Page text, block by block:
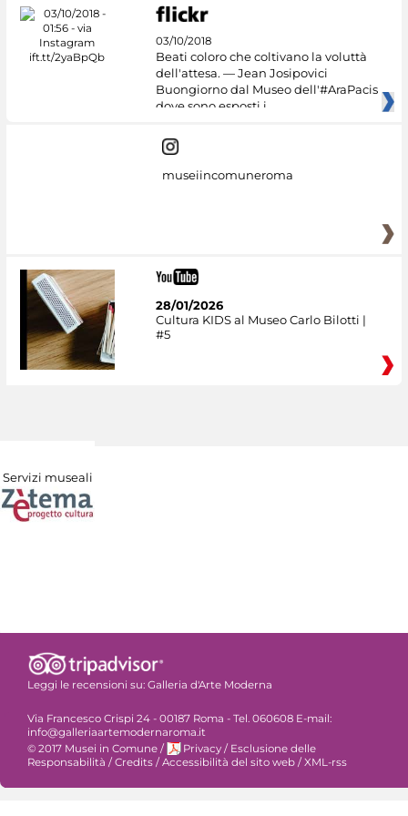
03/10/2018
Beati coloro che coltivano la voluttà
dell'attesa. — Jean Josipovici
Buongiorno dal Museo dell'#AraPacis
dove sono esposti i
museiincomuneroma
28/01/2026
Cultura KIDS al Museo Carlo Bilotti |
#5
Servizi museali
Leggi le recensioni su: Galleria d'Arte Moderna
Via Francesco Crispi 24 - 00187 Roma - Tel. 060608 E-mail:
info@galleriaartemodernaroma.it
© 2017 Musei in Comune / Privacy / Esclusione delle
Responsabilità / Credits / Accessibilità del sito web / XML-rss